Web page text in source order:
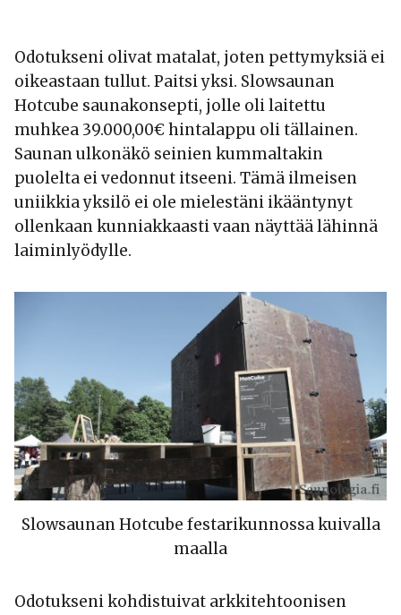
Odotukseni olivat matalat, joten pettymyksiä ei
oikeastaan tullut. Paitsi yksi. Slowsaunan
Hotcube saunakonsepti, jolle oli laitettu
muhkea 39.000,00€ hintalappu oli tällainen.
Saunan ulkonäkö seinien kummaltakin
puolelta ei vedonnut itseeni. Tämä ilmeisen
uniikkia yksilö ei ole mielestäni ikääntynyt
ollenkaan kunniakkaasti vaan näyttää lähinnä
laiminlyödylle.
Slowsaunan Hotcube festarikunnossa kuivalla
maalla
Odotukseni kohdistuivat arkkitehtoonisen